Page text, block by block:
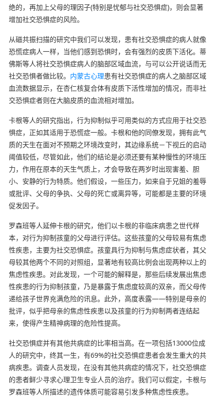
绝的，再加上父母的理因子(特别是忧郁与社交恐惧症)，则会显著
增加社交恐惧症的风险。
从磁共振扫描的研究中我们可以发现，患有社交恐惧症的病人就像
恐慌症病人一样，当他们感到恐惧时，会有强烈的皮质下活化。蒂
佛斯等人将社交恐惧症病人的脑部区域血流，与可以公开说话而无
社交恐惧者做比较。 内蒙古心理患有社交恐惧症的病人之脑部区域
血流数据显示，在杏仁核复合体有皮质下活性增加的情况，而非社
交恐惧症者则在大脑皮质的血流相对增加。
卡根等人的研究指出，行为抑制似乎可用类似的方式应用于社交恐
惧症，正如其适用于恐慌症一般。卡根和他的同僚发现，拥有此气
质的天生在面对不预期之环境改变时，其边缘系统－下视丘的启动
阈值较低，尽管如此，他们的结论是必须还要有某种慢性的环境压
力，作用在原本的天生气质上，才会导致在两岁时出现害羞、胆
小、安静的行为特质。他们假设，一些压力，如来自于兄姐的羞辱
或批评、父母的争执、父母的死亡或离异等，可能都是主要的环境
促发因子。
罗森班等人延伸卡根的研究，他们以卡根的非临床病患之世代样
本，对行为抑制孩童的父母进行评估。这些孩童的父母较易有焦虑
性疾患，主要为社交恐惧症。孩童具行为抑制与焦虑症状者，其父
母较其他两个不同的对照组，显著地有较高比例会出现两种以上的
焦虑性疾患。对此发现，一个可能的解释是，那些后续发展出焦虑
性疾患的行为抑制孩童，乃是暴露于焦虑度较高的双亲，而父母传
递给孩子世界充满危险的讯息。此外，高度表露——特别是母亲的
批评，似乎把母亲的焦虑性疾患以及孩童的行为抑制两者连结起
来，使得产生精神病理的危险性提高。
社交恐惧症并有其他共病症的比率相当高。在一项包括13000位成
人的研究中，终其一生，有69%的社交恐惧症患者会发生重大的共
病疾患。调查人员发现，在没有其他共病症的情况下，社交恐惧症
的患者鲜少寻求心理卫生专业人员的治疗。我们可以假定，卡根与
罗森班等人所描述的遗传体质可能容易引发多种焦虑性疾患。